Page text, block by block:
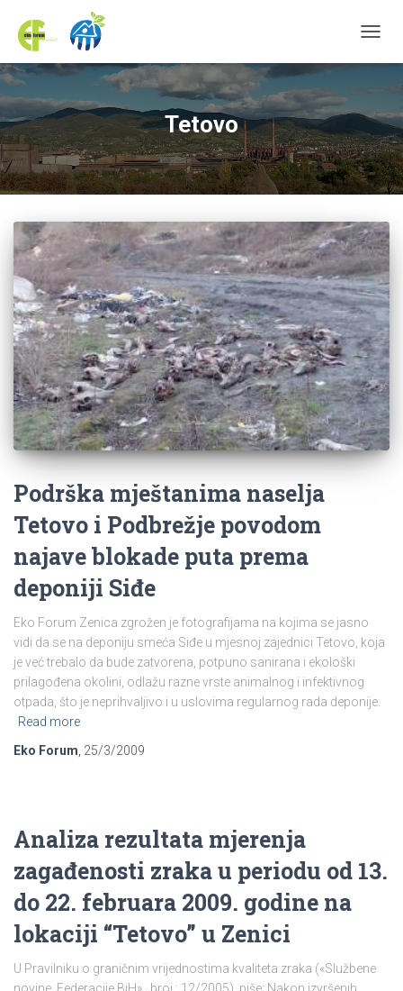
Tetovo
Podrška mještanima naselja
Tetovo i Podbrežje povodom
najave blokade puta prema
deponiji Siđe
Eko Forum Zenica zgrožen je fotografijama na kojima se jasno
vidi da se na deponiju smeća Siđe u mjesnoj zajednici Tetovo, koja
je već trebalo da bude zatvorena, potpuno sanirana i ekološki
prilagođena okolini, odlažu razne vrste animalnog i infektivnog
otpada, što je neprihvaljivo i u uslovima regularnog rada deponije.
Read more
Eko Forum, 25/3/2009
Analiza rezultata mjerenja
zagađenosti zraka u periodu od 13.
do 22. februara 2009. godine na
lokaciji “Tetovo” u Zenici
U Pravilniku o graničnim vrijednostima kvaliteta zraka («Službene